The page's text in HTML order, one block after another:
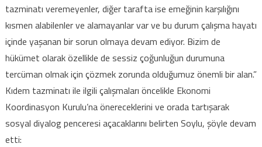
tazminatı veremeyenler, diğer tarafta ise emeğinin karşılığını
kısmen alabilenler ve alamayanlar var ve bu durum çalışma hayatı
içinde yaşanan bir sorun olmaya devam ediyor. Bizim de
hükümet olarak özellikle de sessiz çoğunluğun durumuna
tercüman olmak için çözmek zorunda olduğumuz önemli bir alan.”
Kıdem tazminatı ile ilgili çalışmaları öncelikle Ekonomi
Koordinasyon Kurulu’na önereceklerini ve orada tartışarak
sosyal diyalog penceresi açacaklarını belirten Soylu, şöyle devam
etti: